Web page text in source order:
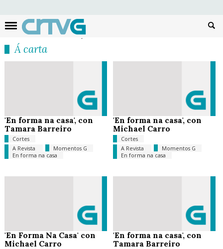
Á carta
'En forma na casa', con
Tamara Barreiro
Cortes
A Revista
Momentos G
En forma na casa
'En forma na casa', con
Michael Carro
Cortes
A Revista
Momentos G
En forma na casa
'En Forma Na Casa' con
Michael Carro
'En forma na casa', con
Tamara Barreiro